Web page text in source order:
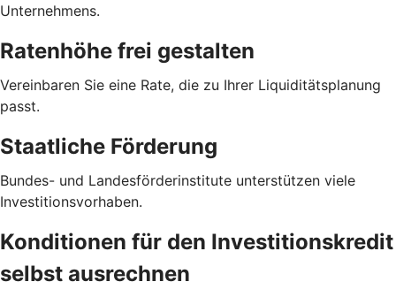
Unternehmens.
Ratenhöhe frei gestalten
Vereinbaren Sie eine Rate, die zu Ihrer Liquiditätsplanung
passt.
Staatliche Förderung
Bundes- und Landesförderinstitute unterstützen viele
Investitionsvorhaben.
Konditionen für den Investitionskredit
selbst ausrechnen